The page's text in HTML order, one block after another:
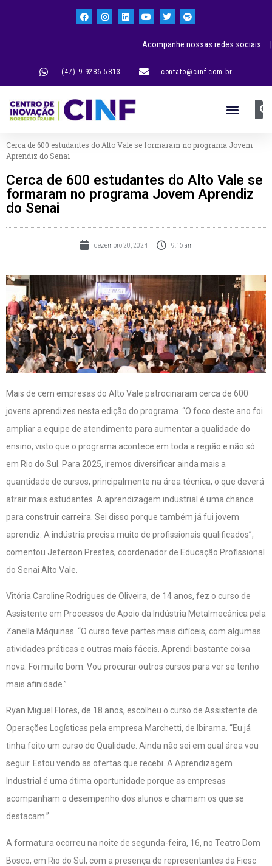
(47) 9 9286-5813 contato@cinf.com.br
Acompanhe nossas redes sociais |
Cerca de 600 estudantes do Alto Vale se formaram no programa Jovem
Aprendiz do Senai
Cerca de 600 estudantes do Alto Vale se
formaram no programa Jovem Aprendiz
do Senai
dezembro 20, 2024 9:16 am
Mais de cem empresas do Alto Vale patrocinaram cerca de 600
jovens aprendizes nesta edição do programa. “O foco deste ano foi
ampliar a equipe de atendimento para aumentar a qualidade do
ensino, visto que o programa acontece em toda a região e não só
em Rio do Sul. Para 2025, iremos diversificar ainda mais a
quantidade de cursos, principalmente na área técnica, o que deverá
atrair mais estudantes. A aprendizagem industrial é uma chance
para construir carreira. Sei disso porque também já fui jovem
aprendiz. A indústria precisa muito de profissionais qualificados”,
comentou Jeferson Prestes, coordenador de Educação Profissional
do Senai Alto Vale.
Vitória Caroline Rodrigues de Oliveira, de 14 anos, fez o curso de
Assistente em Processos de Apoio da Indústria Metalmecânica pela
Zanella Máquinas. “O curso teve partes mais difíceis, com algumas
atividades práticas e outras mais fáceis. Aprendi bastante coisa
nova. Foi muito bom. Vou procurar outros cursos para ver se tenho
mais afinidade.”
Ryan Miguel Flores, de 18 anos, escolheu o curso de Assistente de
Operações Logísticas pela empresa Marchetti, de Ibirama. “Eu já
tinha feito um curso de Qualidade. Ainda não sei em qual área vou
seguir. Estou vendo as ofertas que recebi. A Aprendizagem
Industrial é uma ótima oportunidade porque as empresas
acompanham o desempenho dos alunos e chamam os que se
destacam.”
A formatura ocorreu na noite de segunda-feira, 16, no Teatro Dom
Bosco, em Rio do Sul, com a presença de representantes da Fiesc